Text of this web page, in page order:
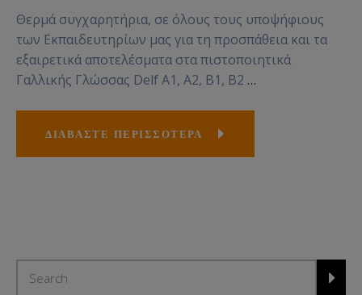
Θερμά συγχαρητήρια, σε όλους τους υποψήφιους
των Εκπαιδευτηρίων μας για τη προσπάθεια και τα
εξαιρετικά αποτελέσματα στα πιστοποιητικά
Γαλλικής Γλώσσας Delf A1, A2, B1, B2 …
ΔΙΑΒΑΣΤΕ ΠΕΡΙΣΣΟΤΕΡΑ